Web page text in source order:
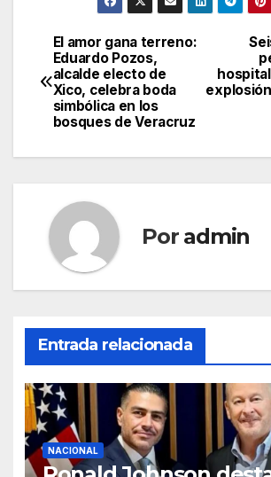
Navegación
de
entradas
El amor gana terreno:
Eduardo Pozos,
alcalde electo de
Xico, celebra boda
simbólica en los
bosques de Veracruz
Por admin
Entrada relacionada
NACIONAL